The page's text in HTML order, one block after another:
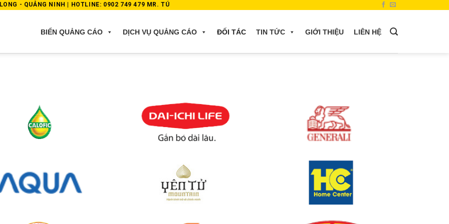
- QUẢNG NINH | HOTLINE: 0902 749 479 MR. TÚ
BIỂN QUẢNG CÁO DỊCH VỤ QUẢNG CÁO ĐỐI TÁC TIN TỨC GIỚI THIỆU LIÊN HỆ